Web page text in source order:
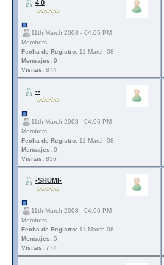
4 0
11th March 2008 - 04:05 PM
Members
Fecha de Registro: 11-March 08
Mensajes: 9
Visitas: 874
--
11th March 2008 - 04:06 PM
Members
Fecha de Registro: 11-March 08
Mensajes: 0
Visitas: 836
-SHUMI-
11th March 2008 - 04:06 PM
Members
Fecha de Registro: 11-March 08
Mensajes: 5
Visitas: 774